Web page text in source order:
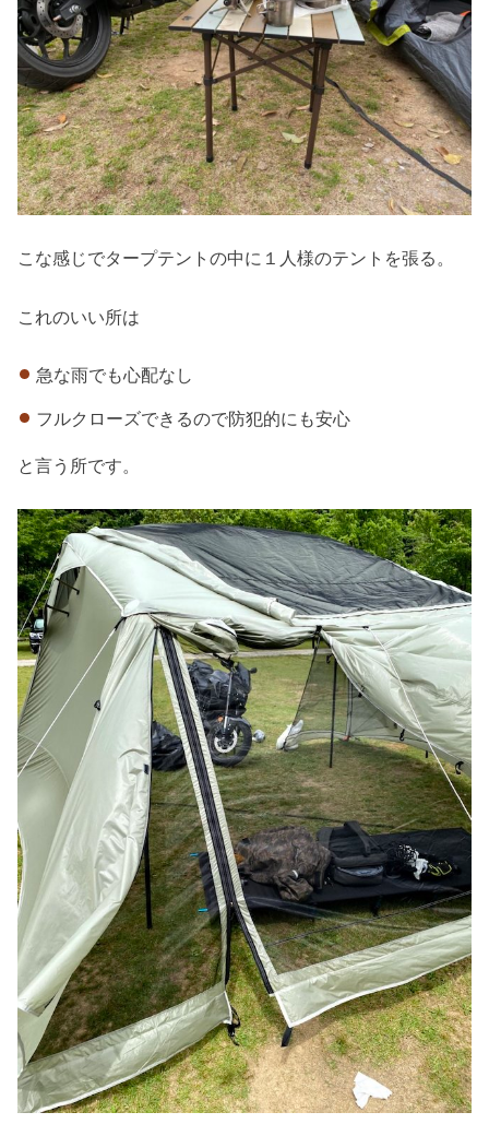
こな感じでタープテントの中に１人様のテントを張る。
これのいい所は
急な雨でも心配なし
フルクローズできるので防犯的にも安心
と言う所です。